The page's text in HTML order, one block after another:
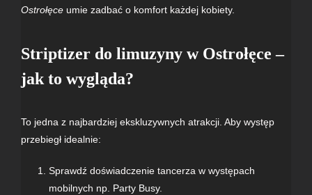
Ostrołęceumie zadbać o komfort każdej kobiety.
Striptizer do limuzynyw Ostrołęce –
jak to wygląda?
To jedna z najbardziej ekskluzywnych atrakcji. Aby występ
przebiegł idealnie:
Sprawdź doświadczenie tancerza w występach
mobilnych np. Party Busy.